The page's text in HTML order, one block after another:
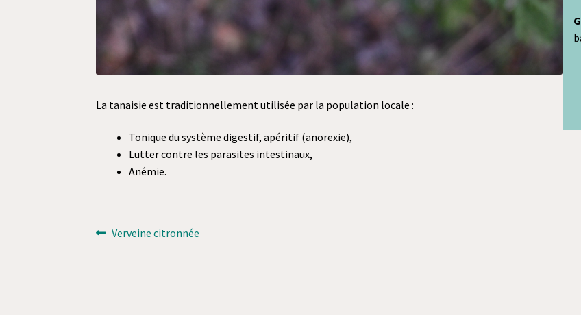
La tanaisie est traditionnellement utilisée par la population locale :
Tonique du système digestif, apéritif (anorexie),
Lutter contre les parasites intestinaux,
Anémie.
Navigation
Article
Verveine citronnée